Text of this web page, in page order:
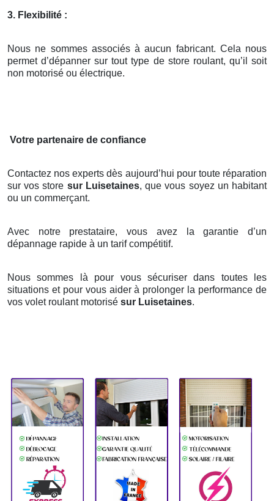
3. Flexibilité :
Nous ne sommes associés à aucun fabricant. Cela nous
permet d’dépanner sur tout type de store roulant, qu’il soit
non motorisé ou électrique.
Votre partenaire de confiance
Contactez nos experts dès aujourd’hui pour toute réparation
sur vos store sur Luisetaines, que vous soyez un habitant
ou un commerçant.
Avec notre prestataire, vous avez la garantie d’un
dépannage rapide à un tarif compétitif.
Nous sommes là pour vous sécuriser dans toutes les
situations et pour vous aider à prolonger la performance de
vos volet roulant motorisé sur Luisetaines.